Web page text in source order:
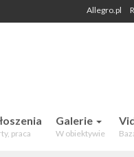
Allegro.pl
praca
Galerie
W obiektywie